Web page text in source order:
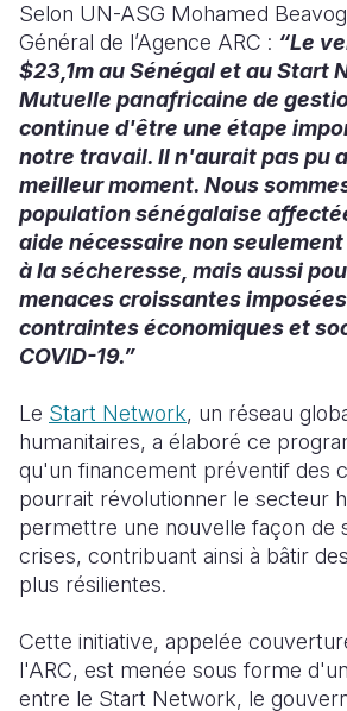
Selon UN-ASG Mohamed
Général de l’Agence ARC : “Le
$23,1m au Sénégal et au Start
Mutuelle panafricaine de
continue d'être une étape
notre travail. Il n'aurait pas pu
meilleur moment. Nous
population sénégalaise
aide nécessaire non
à la sécheresse, mais aussi
menaces croissantes
contraintes économiques et
COVID-19.”
Le Start Network, un réseau
humanitaires, a élaboré ce
qu'un financement préventif des
pourrait révolutionner le secteur
permettre une nouvelle façon de
crises, contribuant ainsi à bâtir
plus résilientes.
Cette initiative, appelée
l'ARC, est menée sous forme
entre le Start Network, le